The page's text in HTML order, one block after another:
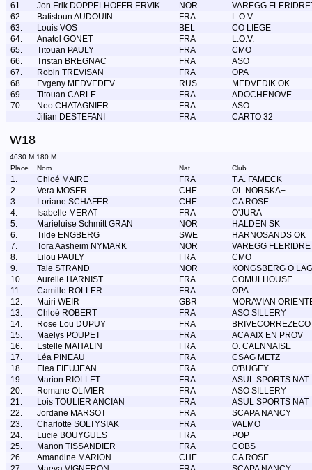
61.
Jon Erik DOPPELHOFER ERVIK NOR
VAREGG
62.
Batistoun AUDOUIN FRA
L.O.V.
63.
Louis VOS BEL
CO LIEGE
64.
Anatol GONET FRA
L.O.V.
65.
Titouan PAULY FRA
CMO
66.
Tristan BREGNAC FRA
ASO
67.
Robin TREVISAN FRA
OPA
68.
Evgeny MEDVEDEV RUS
MEDVEDIK OK
69.
Titouan CARLE FRA
ADOCHENOVE
70.
Neo CHATAGNIER FRA
ASO
Jilian DESTEFANI
FRA CARTO 32
W18
4630 M 180 M
Place
Nom Nat. Club
1. Chloé MAIRE FRA
T.A. FAMECK
2.
Vera MOSER CHE
OL NORSKA+
3.
Loriane SCHAFER CHE
CA ROSE
4.
Isabelle MERAT FRA
O'JURA
5.
Marieluise Schmitt GRAN NOR
HALDEN SK
6.
Tilde ENGBERG SWE
HARNOSANDS OK
7.
Tora Aasheim NYMARK NOR
VAREGG
8.
Lilou PAULY FRA
CMO
9.
Tale STRAND NOR
KONGSBERG O LAG
10.
Aurelie HARNIST FRA
COMULHOUSE
11.
Camille ROLLER FRA
OPA
12.
Mairi WEIR GBR
MORAVIAN
13.
Chloé ROBERT FRA
ASO SILLERY
14.
Rose Lou DUPUY FRA
BRIVECORREZECO
15.
Maelys POUPET FRA
ACA AIX EN PROV
16.
Estelle MAHALIN FRA
O. CAENNAISE
17.
Léa PINEAU FRA
CSAG METZ
18.
Elea FIEUJEAN FRA
O'BUGEY
19.
Marion RIOLLET FRA
ASUL SPORTS NAT
20.
Romane OLIVIER FRA
ASO SILLERY
21.
Lois TOULIER ANCIAN FRA
ASUL SPORTS NAT
22.
Jordane MARSOT FRA
SCAPA NANCY
23.
Charlotte SOLTYSIAK FRA
VALMO
24.
Lucie BOUYGUES FRA
POP
25.
Manon TISSANDIER FRA
COBS
26.
Amandine MARION CHE
CA ROSE